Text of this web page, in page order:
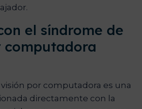
el síndrome de
computadora
por computadora es una
directamente con la